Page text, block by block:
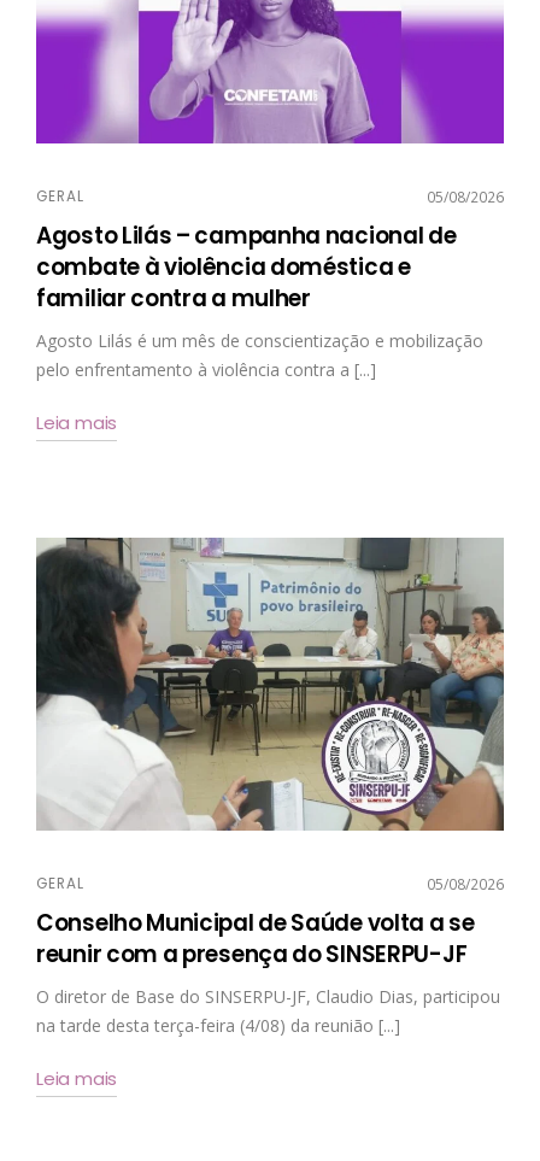
GERAL 05/08/2026
Agosto Lilás – campanha nacional de
combate à violência doméstica e
familiar contra a mulher
Agosto Lilás é um mês de conscientização e mobilização
pelo enfrentamento à violência contra a [...]
Leia mais
GERAL 05/08/2026
Conselho Municipal de Saúde volta a se
reunir com a presença do SINSERPU-JF
O diretor de Base do SINSERPU-JF, Claudio Dias, participou
na tarde desta terça-feira (4/08) da reunião [...]
Leia mais